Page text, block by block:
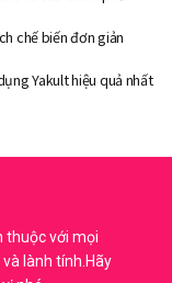
chế biến đơn giản
Yakult hiệu quả nhất
thuộc với mọi
lành tính.Hãy